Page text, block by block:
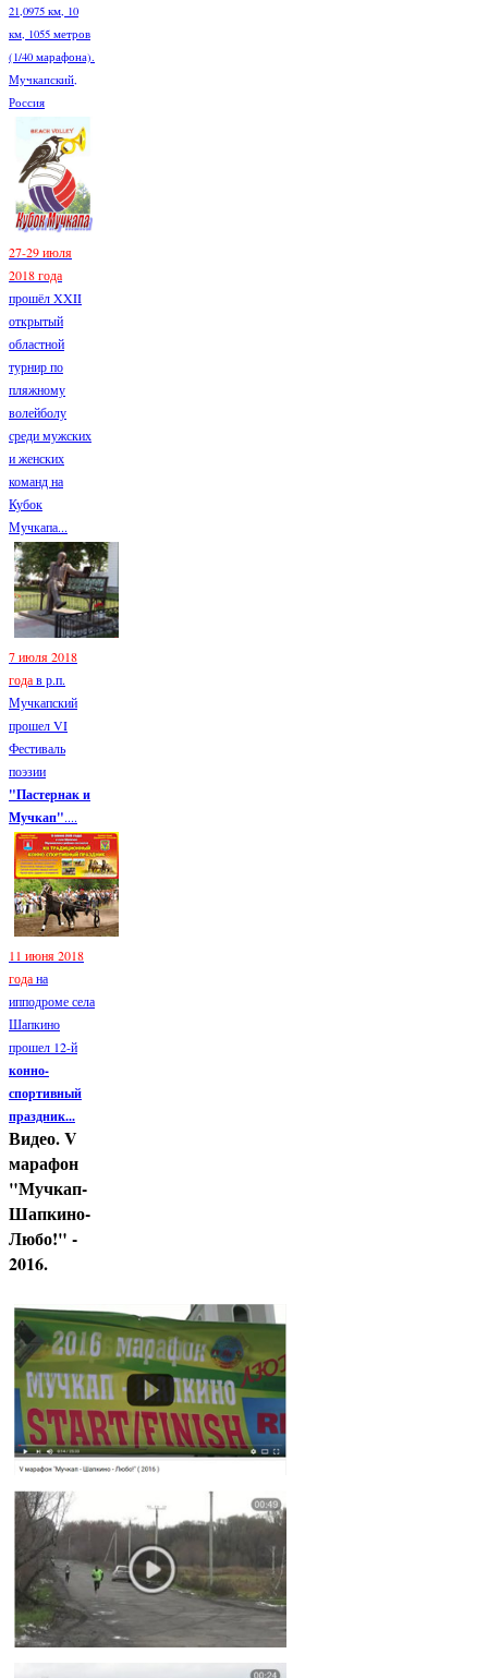
21,0975 км, 10
км, 1055 метров
(1/40 марафона).
Мучкапский,
Россия
27-29 июля
2018 года
прошёл XXII
открытый
областной
турнир по
пляжному
волейболу
среди мужских
и женских
команд на
Кубок
Мучкапа...
7 июля 2018
годав р.п.
Мучкапский
прошел VI
Фестиваль
поэзии
"Пастернак и
Мучкап"....
11 июня 2018
годана
ипподроме села
Шапкино
прошел 12-й
конно-
спортивный
праздник...
Видео. V
марафон
"Мучкап-
Шапкино-
Любо!" -
2016.